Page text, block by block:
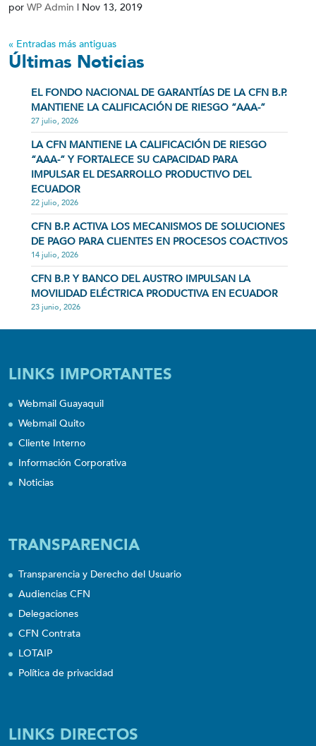
por WP Admin | Nov 13, 2019
« Entradas más antiguas
Últimas Noticias
EL FONDO NACIONAL DE GARANTÍAS DE LA CFN B.P.
MANTIENE LA CALIFICACIÓN DE RIESGO “AAA-”
27 julio, 2026
LA CFN MANTIENE LA CALIFICACIÓN DE RIESGO
“AAA-” Y FORTALECE SU CAPACIDAD PARA
IMPULSAR EL DESARROLLO PRODUCTIVO DEL
ECUADOR
22 julio, 2026
CFN B.P. ACTIVA LOS MECANISMOS DE SOLUCIONES
DE PAGO PARA CLIENTES EN PROCESOS COACTIVOS
14 julio, 2026
CFN B.P. Y BANCO DEL AUSTRO IMPULSAN LA
MOVILIDAD ELÉCTRICA PRODUCTIVA EN ECUADOR
23 junio, 2026
LINKS IMPORTANTES
Webmail Guayaquil
Webmail Quito
Cliente Interno
Información Corporativa
Noticias
TRANSPARENCIA
Transparencia y Derecho del Usuario
Audiencias CFN
Delegaciones
CFN Contrata
LOTAIP
Política de privacidad
LINKS DIRECTOS